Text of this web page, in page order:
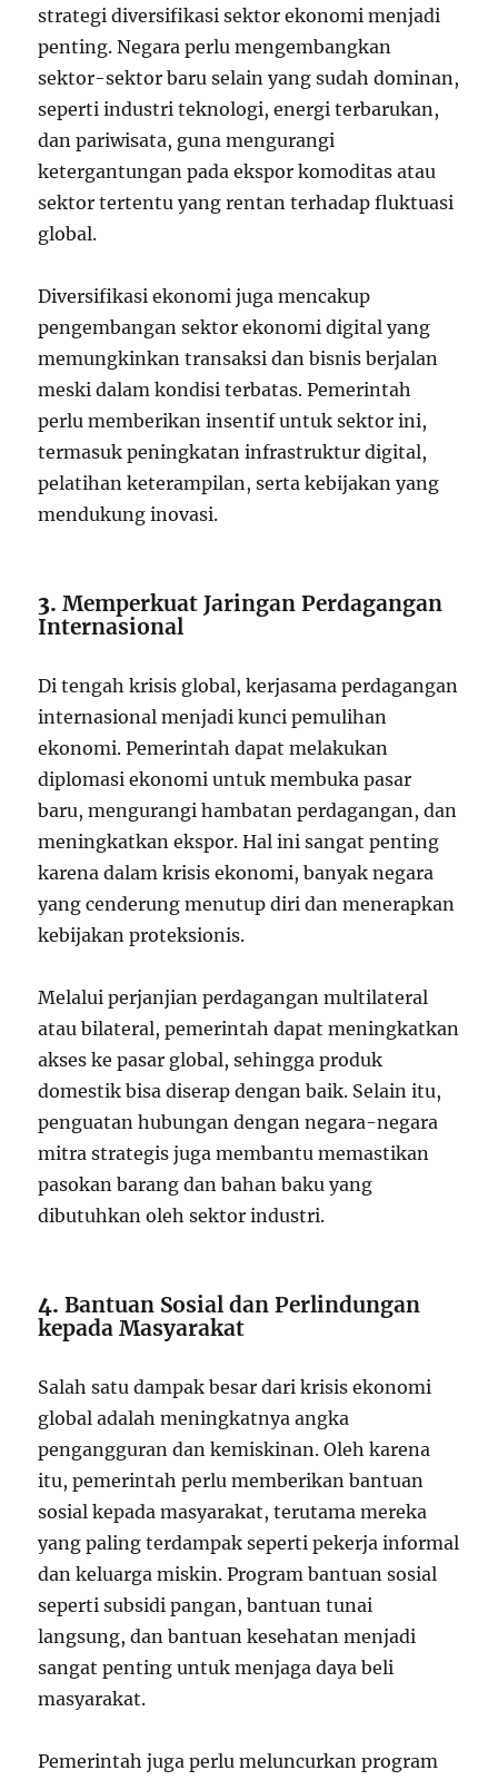
strategi diversifikasi sektor ekonomi menjadi
penting. Negara perlu mengembangkan
sektor-sektor baru selain yang sudah dominan,
seperti industri teknologi, energi terbarukan,
dan pariwisata, guna mengurangi
ketergantungan pada ekspor komoditas atau
sektor tertentu yang rentan terhadap fluktuasi
global.
Diversifikasi ekonomi juga mencakup
pengembangan sektor ekonomi digital yang
memungkinkan transaksi dan bisnis berjalan
meski dalam kondisi terbatas. Pemerintah
perlu memberikan insentif untuk sektor ini,
termasuk peningkatan infrastruktur digital,
pelatihan keterampilan, serta kebijakan yang
mendukung inovasi.
3.Memperkuat Jaringan Perdagangan
Internasional
Di tengah krisis global, kerjasama perdagangan
internasional menjadi kunci pemulihan
ekonomi. Pemerintah dapat melakukan
diplomasi ekonomi untuk membuka pasar
baru, mengurangi hambatan perdagangan, dan
meningkatkan ekspor. Hal ini sangat penting
karena dalam krisis ekonomi, banyak negara
yang cenderung menutup diri dan menerapkan
kebijakan proteksionis.
Melalui perjanjian perdagangan multilateral
atau bilateral, pemerintah dapat meningkatkan
akses ke pasar global, sehingga produk
domestik bisa diserap dengan baik. Selain itu,
penguatan hubungan dengan negara-negara
mitra strategis juga membantu memastikan
pasokan barang dan bahan baku yang
dibutuhkan oleh sektor industri.
4.Bantuan Sosial dan Perlindungan
kepada Masyarakat
Salah satu dampak besar dari krisis ekonomi
global adalah meningkatnya angka
pengangguran dan kemiskinan. Oleh karena
itu, pemerintah perlu memberikan bantuan
sosial kepada masyarakat, terutama mereka
yang paling terdampak seperti pekerja informal
dan keluarga miskin. Program bantuan sosial
seperti subsidi pangan, bantuan tunai
langsung, dan bantuan kesehatan menjadi
sangat penting untuk menjaga daya beli
masyarakat.
Pemerintah juga perlu meluncurkan program